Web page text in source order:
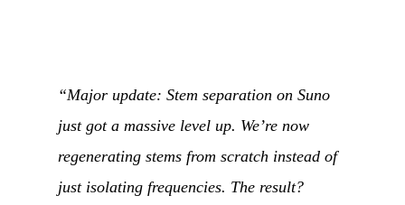
“Major update: Stem separation on Suno
just got a massive level up. We’re now
regenerating stems from scratch instead of
just isolating frequencies. The result?